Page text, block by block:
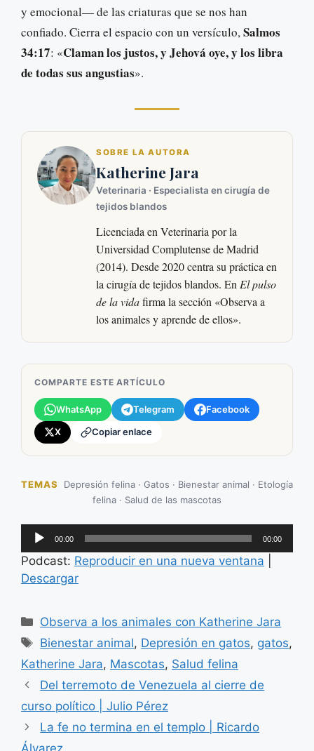
y emocional— de las criaturas que se nos han
confiado. Cierra el espacio con un versículo,Salmos
34:17: «Claman los justos, y Jehová oye, y los libra
de todas sus angustias».
SOBRE LA AUTORA
Katherine Jara
Veterinaria · Especialista en cirugía de
tejidos blandos
Licenciada en Veterinaria por la
Universidad Complutense de Madrid
(2014). Desde 2020 centra su práctica en
la cirugía de tejidos blandos. En El pulso
de la vidafirma la sección «Observa a
los animales y aprende de ellos».
COMPARTE ESTE ARTÍCULO
WhatsApp Telegram Facebook
X Copiar enlace
TEMAS
Depresión felina · Gatos · Bienestar animal · Etología
felina · Salud de las mascotas
Reproductor
de
audio
00:00 00:00
Podcast: Reproducir en una nueva ventana
Descargar
Categorías
Observa a los animales con Katherine Jara
Etiquetas
Bienestar animal, Depresión en gatos, gatos,
Katherine Jara, Mascotas, Salud felina
Del terremoto de Venezuela al cierre de
curso político | Julio Pérez
La fe no termina en el templo | Ricardo
Álvarez